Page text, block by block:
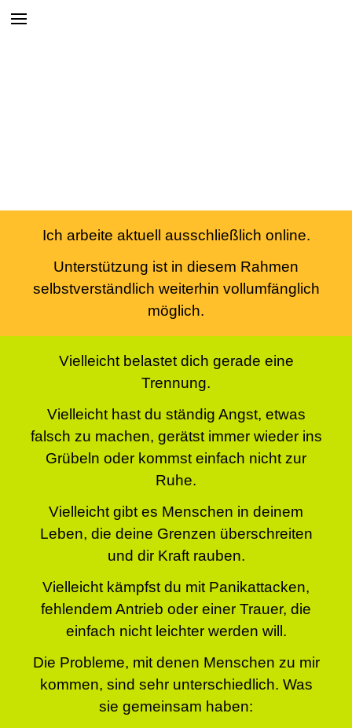
Ich arbeite aktuell ausschließlich online.
Unterstützung ist in diesem Rahmen
selbstverständlich weiterhin vollumfänglich
möglich.
Vielleicht belastet dich gerade eine
Trennung.
Vielleicht hast du ständig Angst, etwas
falsch zu machen, gerätst immer wieder ins
Grübeln oder kommst einfach nicht zur
Ruhe.
Vielleicht gibt es Menschen in deinem
Leben, die deine Grenzen überschreiten
und dir Kraft rauben.
Vielleicht kämpfst du mit Panikattacken,
fehlendem Antrieb oder einer Trauer, die
einfach nicht leichter werden will.
Die Probleme, mit denen Menschen zu mir
kommen, sind sehr unterschiedlich. Was
sie gemeinsam haben: